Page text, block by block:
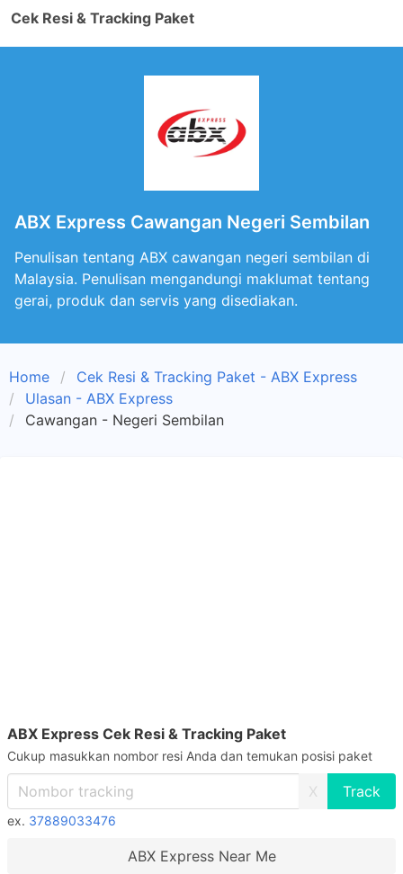
Cek Resi & Tracking Paket
ABX Express Cawangan Negeri Sembilan
Penulisan tentang ABX cawangan negeri sembilan di
Malaysia. Penulisan mengandungi maklumat tentang
gerai, produk dan servis yang disediakan.
Home
Cek Resi & Tracking Paket - ABX Express
Ulasan - ABX Express
Cawangan - Negeri Sembilan
ABX Express Cek Resi & Tracking Paket
Cukup masukkan nombor resi Anda dan temukan posisi paket
X
ex. 37889033476
ABX Express Near Me